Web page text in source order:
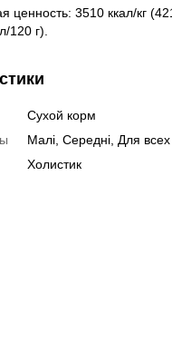
ценность: 3510 ккал/кг
120 г).
Сухой корм
Малі, Середні, Для всех
Холистик